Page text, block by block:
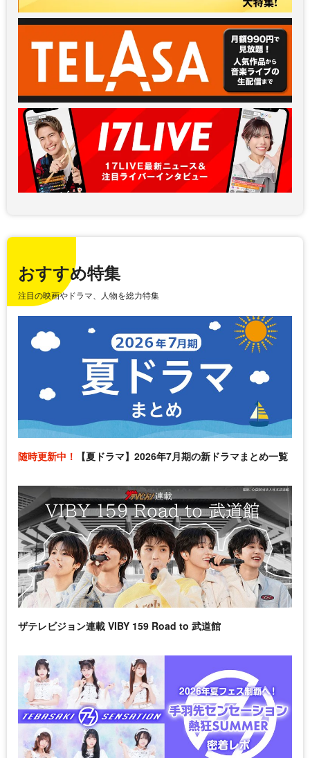
おすすめ特集
注目の映画やドラマ、人物を総力特集
随時更新中！ 【夏ドラマ】2026年7月期の新ドラマまとめ一覧
ザテレビジョン連載 VIBY 159 Road to 武道館